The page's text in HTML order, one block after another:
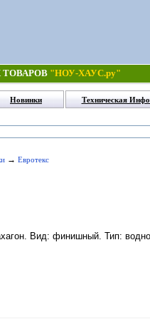
"НОУ-ХАУС.ру"
Новинки Техническая
→ Евротекс
Вид: финишный. Тип: